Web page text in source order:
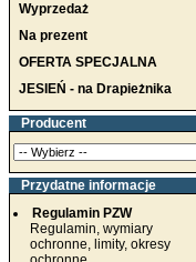
Wyprzedaż
Na prezent
OFERTA SPECJALNA
JESIEŃ - na Drapieżnika
Producent
Przydatne informacje
Regulamin PZW
Regulamin, wymiary
ochronne, limity, okresy